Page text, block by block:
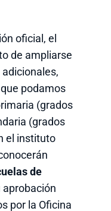
oficial, el
de ampliarse
podamos
(grados
(grados
el instituto
de
aprobación
por la Oficina